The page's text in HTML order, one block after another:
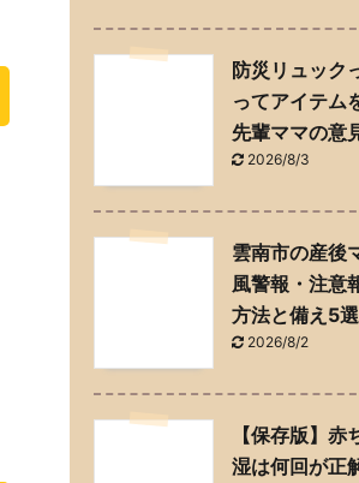
防災リュック
ってアイテム
先輩ママの意
2026/8/3
雲南市の産後
風警報・注意
方法と備え5選
2026/8/2
【保存版】赤
湿は何回が正